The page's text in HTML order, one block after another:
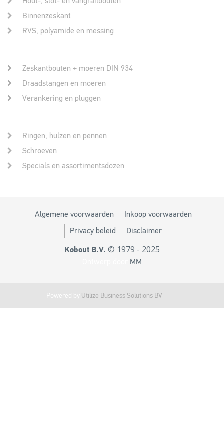
Hout-, slot- en vangrailbouten
Binnenzeskant
RVS, polyamide en messing
Zeskantbouten + moeren DIN 934
Draadstangen en moeren
Verankering en pluggen
Ringen, hulzen en pennen
Schroeven
Specials en assortimentsdozen
Algemene voorwaarden Inkoop voorwaarden
Privacy beleid Disclaimer
Kobout B.V. © 1979 - 2025
MM
Powered by Utilize Business Solutions BV